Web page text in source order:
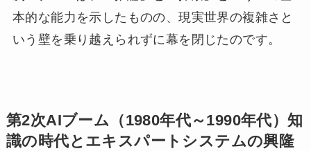
本的な能力を示したものの、現実世界の複雑さと
いう壁を乗り越えられずに幕を閉じたのです。
第2次AIブーム（1980年代～1990年代）知
識の時代とエキスパートシステムの興隆